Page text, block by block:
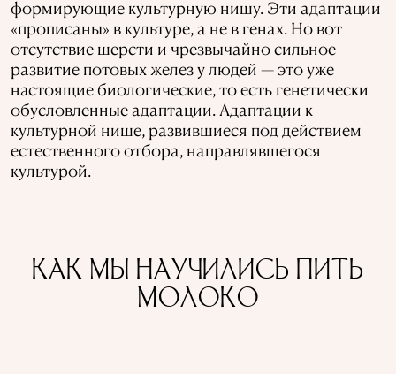
формирующие культурную нишу. Эти адаптации
«прописаны» в культуре, а не в генах. Но вот
отсутствие шерсти и чрезвычайно сильное
развитие потовых желез у людей — это уже
настоящие биологические, то есть генетически
обусловленные адаптации. Адаптации к
культурной нише, развившиеся под действием
естественного отбора, направлявшегося
культурой.
КАК МЫ НАУЧИЛИСЬ ПИТЬ
МОЛОКО